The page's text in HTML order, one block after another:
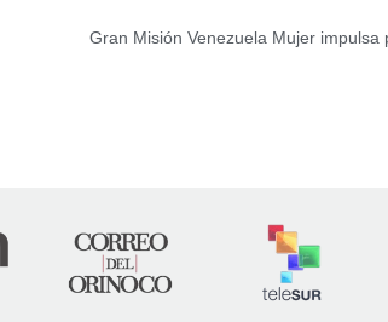
Gran Misión Venezuela Mujer